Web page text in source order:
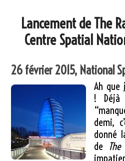
Lancement de The
Centre Spatial
26 février 2015, National
Ah que
! Déjà
demi,
donné
de